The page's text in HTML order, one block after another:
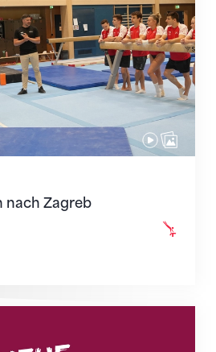
nach Zagreb
ab 1. August 2026